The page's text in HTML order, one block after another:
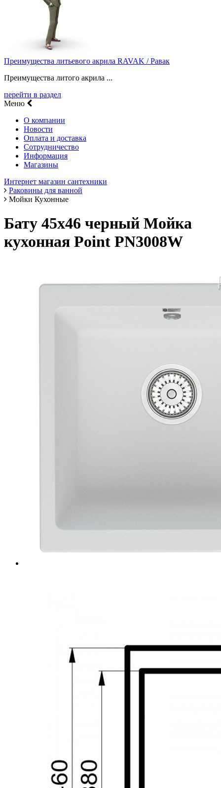
Преимущества литьевого акрила RAVAK / Равак
Преимущества литого акрила ...
перейти в раздел
Меню
О компании
Новости
Оплата и доставка
Сотрудничество
Информация
Магазины
Интернет магазин сантехники
Раковины для ванной
Мойки Кухонные
Бату 45х46 черный Мойка
кухонная Point PN3008W